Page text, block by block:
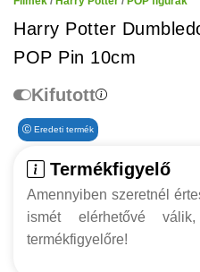
Harry Potter
POP Pin 10cm
Kifutott
Eredeti termék
Termékfigyelő
Amennyiben szeretnél
ismét elérhetővé
termékfigyelőre!